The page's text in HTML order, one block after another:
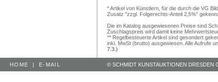
* Artikel von Künstlern, für die durch die VG
Zusatz "zzgl. Folgerechts-Anteil 2,5%"
Die im Katalog ausgewiesenen Preise sind
Zuschlagspreis wird damit keine
** Regelbesteuerte Artikel sind gesondert
inkl. MwSt (brutto) ausgewiesen. Alle Aufrufe
7.3.)
HOME | E-MAIL © SCHMIDT KUNSTAUKTIONEN DRESDEN